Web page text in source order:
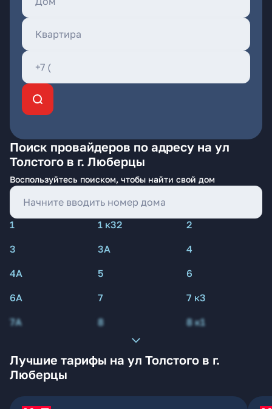
Поиск провайдеров по адресу на ул
Толстого в г. Люберцы
Воспользуйтесь поиском, чтобы найти свой дом
1 1 к32
2
3
3А
4
4А
5
6
6А
7
7 к3
7А
8 8 к1
Лучшие тарифы на ул Толстого в г.
Люберцы